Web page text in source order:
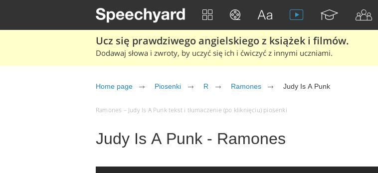
Ucz się prawdziwego angielskiego z książek i filmów.
Dodawaj słowa i zwroty, by uczyć się ich i ćwiczyć z innymi uczniami.
Home page Piosenki R Ramones Judy Is A Punk
Ramones – Judy Is A Punk tekst i tłumaczenie (po kliknięciu) piosenki
Judy Is A Punk - Ramones